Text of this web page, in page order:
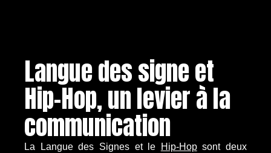
Langue des signe et
Hip-Hop, un levier à la
communication
La Langue des Signes et le Hip-Hopsont deux